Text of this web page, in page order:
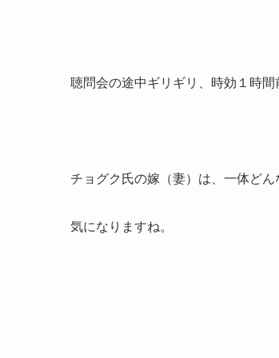
聴問会の途中ギリギリ、時効１時間
チョグク氏の嫁（妻）は、一体ど
気になりますね。